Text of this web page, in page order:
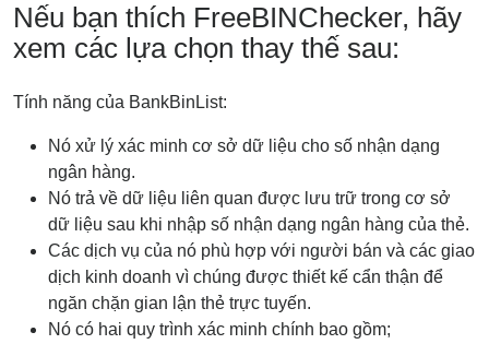
Nếu bạn thích FreeBINChecker, hãy
xem các lựa chọn thay thế sau:
Tính năng của BankBinList:
Nó xử lý xác minh cơ sở dữ liệu cho số nhận dạng
ngân hàng.
Nó trả về dữ liệu liên quan được lưu trữ trong cơ sở
dữ liệu sau khi nhập số nhận dạng ngân hàng của thẻ.
Các dịch vụ của nó phù hợp với người bán và các giao
dịch kinh doanh vì chúng được thiết kế cẩn thận để
ngăn chặn gian lận thẻ trực tuyến.
Nó có hai quy trình xác minh chính bao gồm;